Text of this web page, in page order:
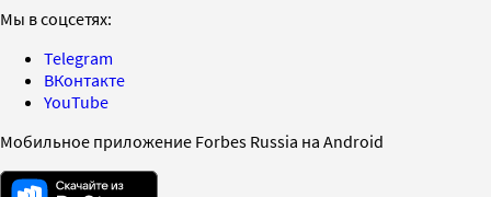
Мы в соцсетях:
Telegram
ВКонтакте
YouTube
Мобильное приложение Forbes Russia на Android